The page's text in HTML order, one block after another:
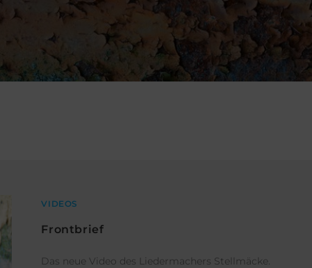
VIDEOS
Frontbrief
Das neue Video des Liedermachers Stellmäcke.